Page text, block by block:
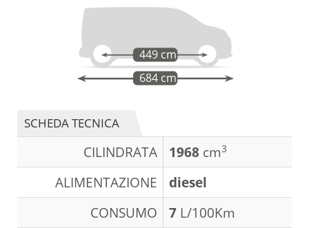
684 cm
449 cm
SCHEDA TECNICA
CILINDRATA 1968 cm3
ALIMENTAZIONE
diesel
CONSUMO
7 L/100Km